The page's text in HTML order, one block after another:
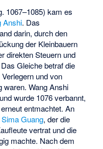
1067–1085) kam es
Anshi. Das
darin, durch den
der Kleinbauern
direkten Steuern und
Gleiche betraf die
und von
waren. Wang Anshi
wurde 1076 verbannt,
entmachtet. An
Sima Guang, der die
vertrat und die
machte. Nach dem